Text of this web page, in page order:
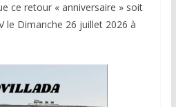
ce retour « anniversaire » soit
le Dimanche 26 juillet 2026 à